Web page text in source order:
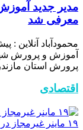
مدیر جدید
معرفی شد
محمودآباد آنلاین :
آموزش و پرورش
پرورش استان
اقتصادی
۱۹ ماینر غیرمجاز در مازندران از مدار خارج شد